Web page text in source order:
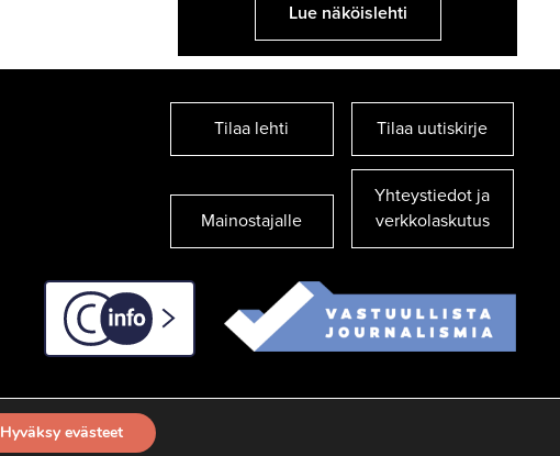
Lue näköislehti
Tilaa lehti Tilaa uutiskirje
Mainostajalle
Yhteystiedot ja
verkkolaskutus
C-info
Hyväksy evästeet